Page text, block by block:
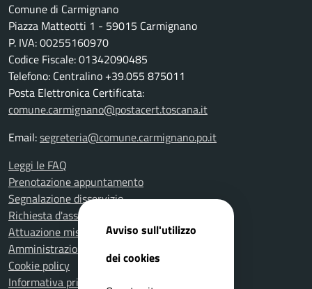
Comune di Carmignano
Piazza Matteotti 1 - 59015 Carmignano
P. IVA: 00255160970
Codice Fiscale: 01342090485
Telefono: Centralino +39.055 875011
Posta Elettronica Certificata:
comune.carmignano@postacert.toscana.it
Email:segreteria@comune.carmignano.po.it
Leggi le FAQ
Prenotazione appuntamento
Segnalazione disservizio
Richiesta d'assistenza
Attuazione misure PNRR
Amministrazione trasparente
Cookie policy
Informativa privacy
Avviso sull'utilizzo
dei cookies